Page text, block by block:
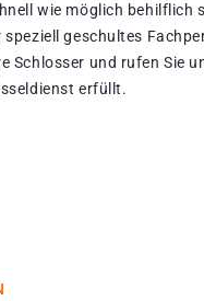
wie möglich behilflich
speziell geschultes
Schlosser und rufen Sie
erfüllt.